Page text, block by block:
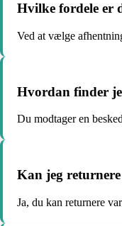
Hvilke fordele er
Ved at vælge
Hvordan finder
Du modtager en
Kan jeg
Ja, du kan returnere